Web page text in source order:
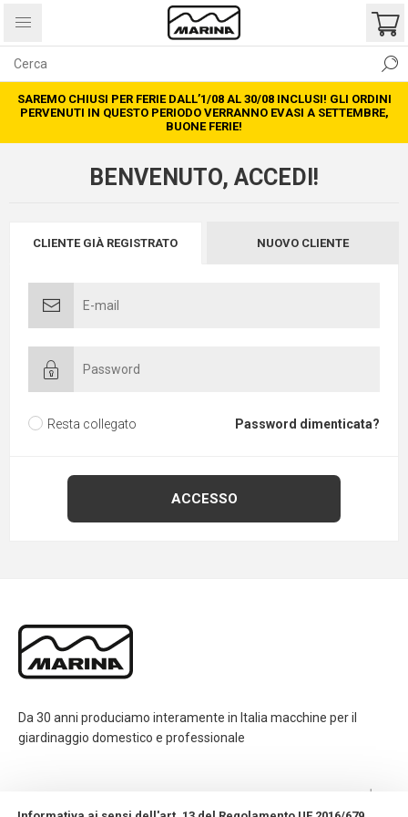
SAREMO CHIUSI PER FERIE DALL’1/08 AL 30/08 INCLUSI! GLI ORDINI
PERVENUTI IN QUESTO PERIODO VERRANNO EVASI A SETTEMBRE,
BUONE FERIE!
BENVENUTO, ACCEDI!
CLIENTE GIÀ REGISTRATO NUOVO CLIENTE
Resta collegato Password dimenticata?
Da 30 anni produciamo interamente in Italia macchine per il
giardinaggio domestico e professionale